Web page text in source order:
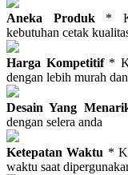
Aneka Produk *
kebutuhan cetak
Harga Kompetitif*
dengan lebih murah
Desain Yang
dengan selera anda
Ketepatan Waktu *
waktu saat